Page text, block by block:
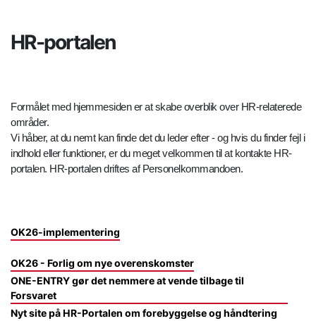
HR-portalen
Formålet med hjemmesiden er at skabe overblik over HR-relaterede
områder.
Vi håber, at du nemt kan finde det du leder efter - og hvis du finder fejl i
indhold eller funktioner, er du meget velkommen til at kontakte HR-
portalen. HR-portalen driftes af Personelkommandoen.
OK26-implementering
OK26 - Forlig om nye overenskomster
ONE-ENTRY gør det nemmere at vende tilbage til
Forsvaret
Nyt site på HR-Portalen om forebyggelse og håndtering